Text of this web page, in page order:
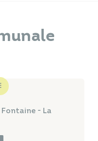
Fontaine - La